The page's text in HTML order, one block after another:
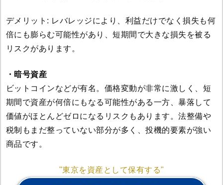
デメリット: レバレッジにより、利益だけでなく損失も何
倍にも膨らむ可能性があり、短期間で大きな損失を被る
リスクがあります。
・暗号資産
ビットコインなどが有名。価格変動が非常に激しく、短
期間で資産が何倍にもなる可能性がある一方、暴落して
価値がほとんどゼロになるリスクもあります。法整備や
税制もまだ整っていない部分が多く、投機的要素が強い
商品です。
"東京を資産として保有する"